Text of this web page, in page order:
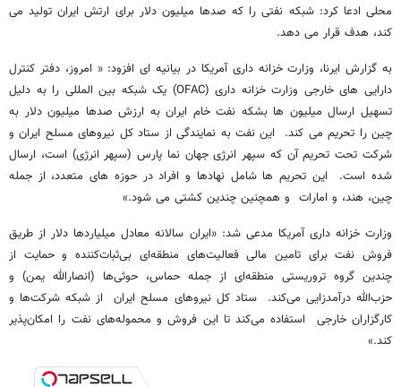
محلی ادعا کرد: شبکه نفتی را که صدها میلیون دلار برای ارتش ایران تولید می
کند، هدف قرار می دهد.
به گزارش ایرنا، وزارت خزانه داری آمریکا در بیانیه ای افزود: « امروز، دفتر کنترل
دارایی های خارجی وزارت خزانه داری (OFAC) یک شبکه بین المللی را به دلیل
تسهیل ارسال میلیون ها بشکه نفت خام ایران به ارزش صدها میلیون دلار به
چین را تحریم می کند. این نفت به نمایندگی از ستاد کل نیروهای مسلح ایران و
شرکت تحت تحریم آن که سپهر انرژی جهان نما پارس (سپهر انرژی) است، ارسال
شده است. این تحریم ها شامل نهادها و افراد در حوزه های متعدد، از جمله
چین، هند، و امارات و همچنین چندین کشتی می شود.»
وزارت خزانه داری آمریکا مدعی شد: «ایران سالانه معادل میلیاردها دلار از طریق
فروش نفت برای تامین مالی فعالیت‌های منطقه‌ای بی‌ثبات‌کننده و حمایت از
چندین گروه تروریستی منطقه‌ای از جمله حماس، حوثی‌ها (انصارالله یمن) و
حزب‌الله درآمدزایی می‌کند. ستاد کل نیروهای مسلح ایران از شبکه‌ شرکت‌ها و
کارگزاران خارجی استفاده می‌کند تا این فروش و محموله‌های نفت را امکان‌پذیر
کند.»